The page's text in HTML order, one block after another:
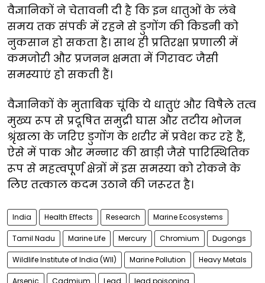
वैज्ञानिकों ने चेतावनी दी है कि इन धातुओं के लंबे
समय तक संपर्क में रहने से डुगोंग की किडनी को
नुकसान हो सकता है। साथ ही प्रतिरक्षा प्रणाली में
कमजोरी और प्रजनन क्षमता में गिरावट जैसी
समस्याएं हो सकती हैं।
वैज्ञानिकों के मुताबिक चूंकि ये धातुएं और विषैले तत्व
मुख्य रूप से प्रदूषित समुद्री घास और तटीय भोजन
श्रृंखला के जरिए डुगोंग के शरीर में प्रवेश कर रहे हैं,
ऐसे में पाक और मन्नार की खाड़ी जैसे पारिस्थितिक
रूप से महत्वपूर्ण क्षेत्रों में इस समस्या को रोकने के
लिए तत्काल कदम उठाने की जरूरत है।
India Health Effects Research Marine Ecosystems
Tamil Nadu Marine Life Mercury Chromium Dugongs
Wildlife Institute of India (WII) Marine Pollution Heavy Metals